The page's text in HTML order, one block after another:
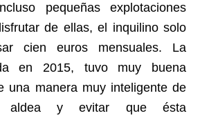
pequeñas explotaciones
de ellas, el inquilino solo
cien euros mensuales. La
en 2015, tuvo muy buena
una manera muy inteligente de
aldea y evitar que ésta